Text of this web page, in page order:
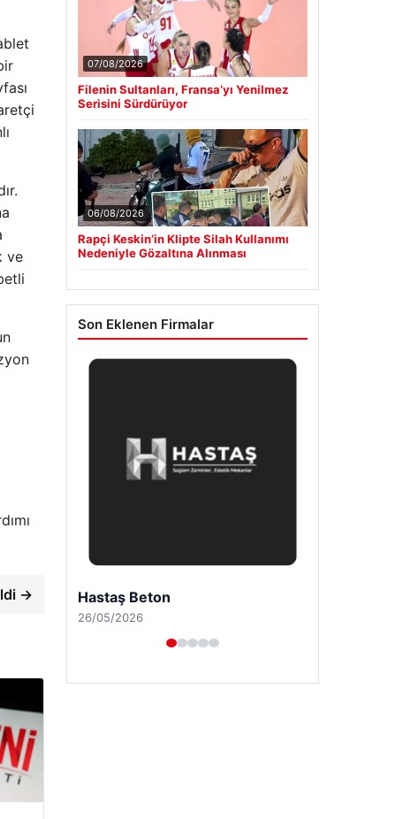
ve
→
07/08/2026
Filenin Sultanları, Fransa’yı Yenilmez
Serisini Sürdürüyor
06/08/2026
Rapçi Keskin’in Klipte Silah Kullanımı
Nedeniyle Gözaltına Alınması
Son Eklenen Firmalar
Enes Kaplan Avukatlık Bürosu
28/04/2026